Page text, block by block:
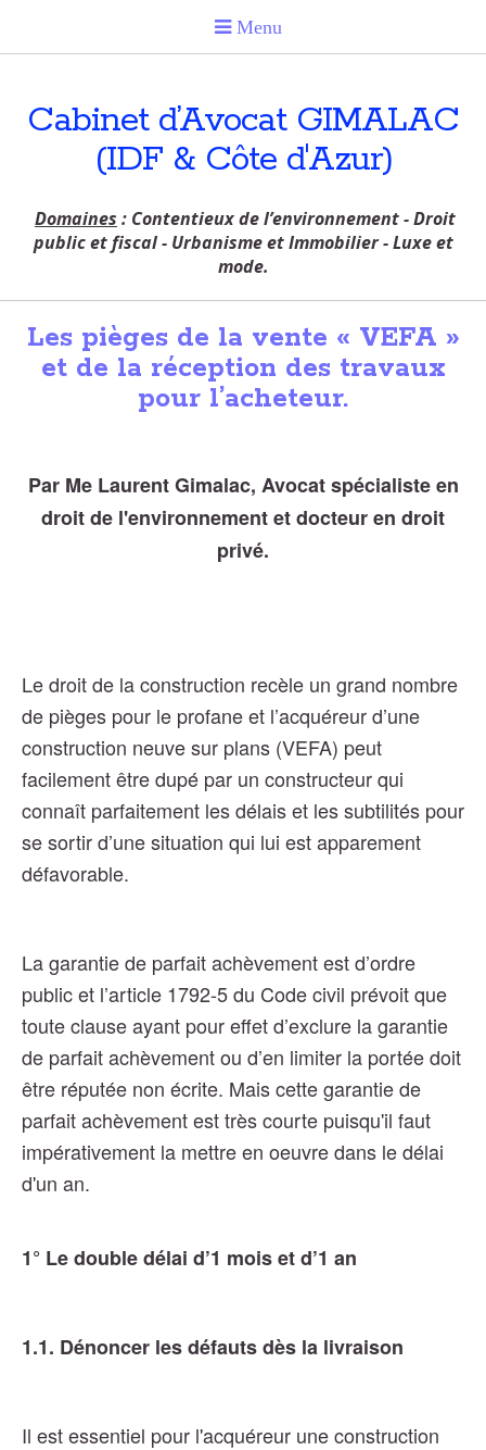
Cabinet d’Avocat GIMALAC
(IDF & Côte d'Azur)
Domaines : Contentieux de l’environnement - Droit
public et fiscal - Urbanisme et Immobilier - Luxe et
mode.
Les pièges de la vente « VEFA »
et de la réception des travaux
pour l’acheteur.
Par Me Laurent Gimalac, Avocat spécialiste en
droit de l'environnement et docteur en droit
privé.
Le droit de la construction recèle un grand nombre
de pièges pour le profane et l’acquéreur d’une
construction neuve sur plans (VEFA) peut
facilement être dupé par un constructeur qui
connaît parfaitement les délais et les subtilités pour
se sortir d’une situation qui lui est apparement
défavorable.
La garantie de parfait achèvement est d’ordre
public et l’article 1792-5 du Code civil prévoit que
toute clause ayant pour effet d’exclure la garantie
de parfait achèvement ou d’en limiter la portée doit
être réputée non écrite. Mais cette garantie de
parfait achèvement est très courte puisqu'il faut
impérativement la mettre en oeuvre dans le délai
d'un an.
1° Le double délai d’1 mois et d’1 an
1.1. Dénoncer les défauts dès la livraison
Il est essentiel pour l'acquéreur une construction